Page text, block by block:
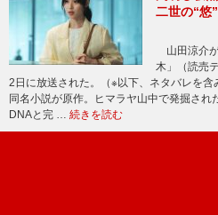
二世の“悠
山田涼介
木」（読売
2日に放送された。（※以下、ネタバレを
同名小説が原作。ヒマラヤ山中で発掘さ
DNAと完 … 続きを読む